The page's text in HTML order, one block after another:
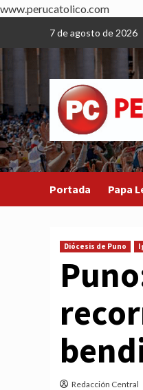
www.perucatolico.com
content
7 de agosto de 2026
Portada Papa
Diócesis de Puno
Redacción Central